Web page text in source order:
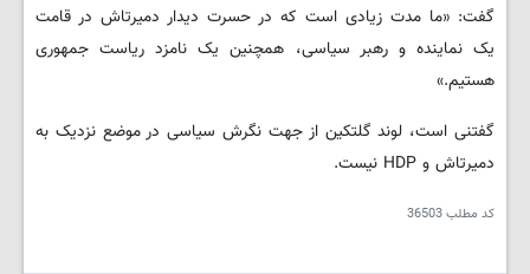
گفت: «ما مدت زیادی است که در حسرت دیدار دمیرتاش در قامت
یک نماینده و رهبر سیاسی، همچنین یک نامزد ریاست جمهوری
هستیم.»
گفتنی است، لوند گلتکین از جهت نگرش سیاسی در موضع نزدیک به
دمیرتاش و HDP نیست.
کد مطلب36503